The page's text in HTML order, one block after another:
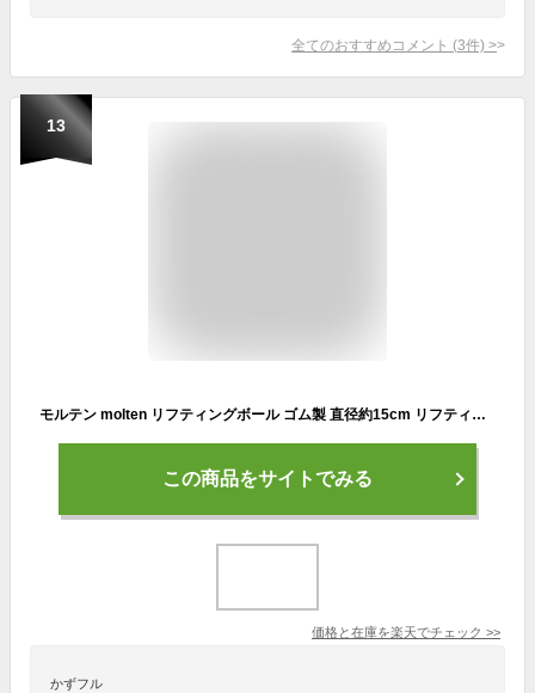
全てのおすすめコメント (3件) >
13
モルテン molten リフティングボール ゴム製 直径約15cm リフティングマニュアル付き LBN15
この商品をサイトでみる
価格と在庫を楽天でチェック >>
かずフル